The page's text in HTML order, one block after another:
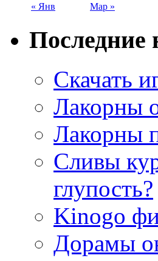
« Янв Мар »
Последние
Скачать
Лакорны
Лакорны
Сливы
глупость?
Kinogo
Дорамы